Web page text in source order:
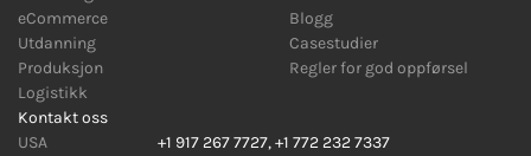
eCommerce
Utdanning
Produksjon
Logistikk
Blogg
Casestudier
Regler for god oppførsel
Kontakt oss
USA
+1 917 267 7727,+1 772 232 7337